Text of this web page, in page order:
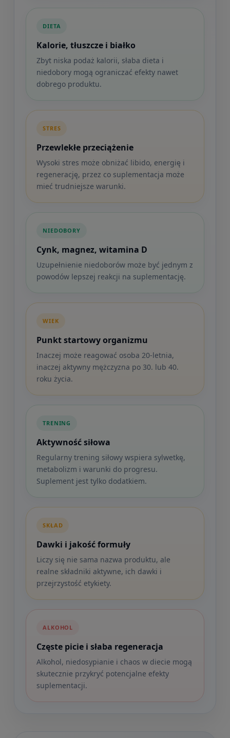
DIETA
Kalorie, tłuszcze i białko
Zbyt niska podaż kalorii, słaba dieta i
niedobory mogą ograniczać efekty nawet
dobrego produktu.
STRES
Przewlekłe przeciążenie
Wysoki stres może obniżać libido, energię i
regenerację, przez co suplementacja może
mieć trudniejsze warunki.
NIEDOBORY
Cynk, magnez, witamina D
Uzupełnienie niedoborów może być jednym z
powodów lepszej reakcji na suplementację.
WIEK
Punkt startowy organizmu
Inaczej może reagować osoba 20-letnia,
inaczej aktywny mężczyzna po 30. lub 40.
roku życia.
TRENING
Aktywność siłowa
Regularny trening siłowy wspiera sylwetkę,
metabolizm i warunki do progresu.
Suplement jest tylko dodatkiem.
SKŁAD
Dawki i jakość formuły
Liczy się nie sama nazwa produktu, ale
realne składniki aktywne, ich dawki i
przejrzystość etykiety.
ALKOHOL
Częste picie i słaba regeneracja
Alkohol, niedosypianie i chaos w diecie mogą
skutecznie przykryć potencjalne efekty
suplementacji.